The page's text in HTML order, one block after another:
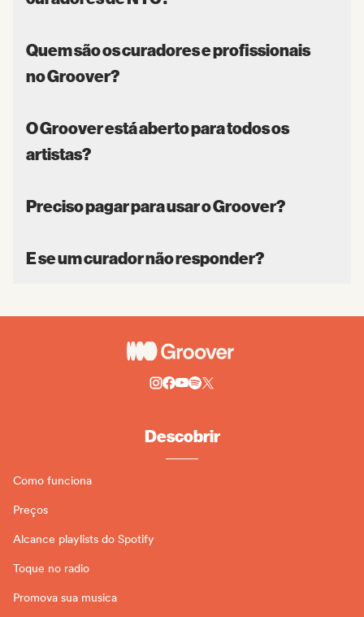
Quem são os curadores e profissionais
no Groover?
O Groover está aberto para todos os
artistas?
Preciso pagar para usar o Groover?
E se um curador não responder?
Descobrir
Como funciona
Preços
Alcance playlists do Spotify
Toque no radio
Promova sua musica